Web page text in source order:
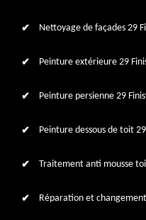
Nettoyage de façades 29
Peinture extérieure 29
Peinture persienne 29
Peinture dessous de toit
Traitement anti mousse
Réparation et